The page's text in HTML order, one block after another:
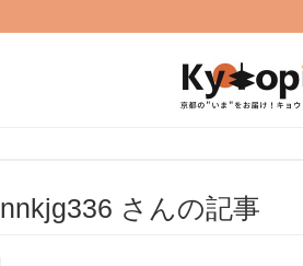
nnkjg336 さんの記事